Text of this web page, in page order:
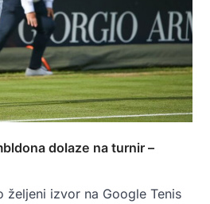
dolaze na turnir –
željeni izvor na Google Tenis